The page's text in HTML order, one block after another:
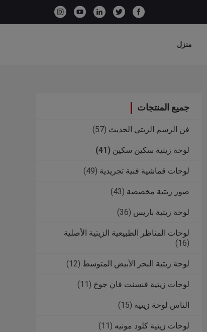
منزل
جميع المنتجات
فن الرسم الزيتي الحديث (57)
لوحة زيتية سكين سكين (41)
لوحات قماشية فنية تجريدية (49)
صور زيتية مخصصة (43)
لوحة زيتية باريس (36)
لوحات المناظر الطبيعية الزيتية الأصلية
(16)
لوحة زيتية البحر الأبيض المتوسط (12)
لوحات زيتية فنسنت فان جوخ (11)
الناس لوحة زيتية (15)
لوحات زيتية كلود مونيه (11)